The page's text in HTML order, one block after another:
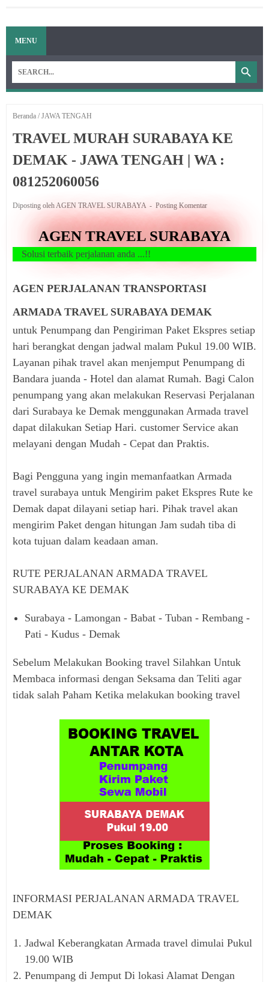
MENU
Beranda /JAWA TENGAH
TRAVEL MURAH SURABAYA KE
DEMAK - JAWA TENGAH | WA :
081252060056
Diposting oleh AGEN TRAVEL SURABAYA Posting Komentar
AGEN TRAVEL SURABAYA
perjalanan anda ...!!
AGEN PERJALANAN TRANSPORTASI
ARMADA TRAVEL SURABAYA DEMAK
untuk Penumpang dan Pengiriman Paket Ekspres setiap
hari berangkat dengan jadwal malam Pukul 19.00 WIB.
Layanan pihak travel akan menjemput Penumpang di
Bandara juanda - Hotel dan alamat Rumah. Bagi Calon
penumpang yang akan melakukan Reservasi Perjalanan
dari Surabaya ke Demak menggunakan Armada travel
dapat dilakukan Setiap Hari. customer Service akan
melayani dengan Mudah - Cepat dan Praktis.
Bagi Pengguna yang ingin memanfaatkan Armada
travel surabaya untuk Mengirim paket Ekspres Rute ke
Demak dapat dilayani setiap hari. Pihak travel akan
mengirim Paket dengan hitungan Jam sudah tiba di
kota tujuan dalam keadaan aman.
RUTE PERJALANAN ARMADA TRAVEL
SURABAYA KE DEMAK
Surabaya - Lamongan - Babat - Tuban - Rembang -
Pati - Kudus - Demak
Sebelum Melakukan Booking travel Silahkan Untuk
Membaca informasi dengan Seksama dan Teliti agar
tidak salah Paham Ketika melakukan booking travel
INFORMASI PERJALANAN ARMADA TRAVEL
DEMAK
Jadwal Keberangkatan Armada travel dimulai Pukul
19.00 WIB
Penumpang di Jemput Di lokasi Alamat Dengan